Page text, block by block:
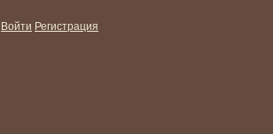
Войти Регистрация